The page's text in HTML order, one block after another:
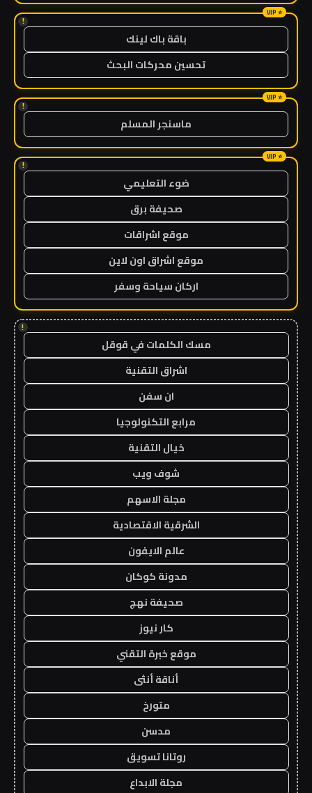
!
باقة باك لينك
تحسين محركات البحث
!
ماسنجر المسلم
!
ضوء التعليمي
صحيفة برق
موقع اشراقات
موقع اشراق اون لاين
اركان سياحة وسفر
!
مسك الكلمات في قوقل
اشراق التقنية
ان سفن
مرابع التكنولوجيا
خيال التقنية
شوف ويب
مجلة الاسهم
الشرقية الاقتصادية
عالم الايفون
مدونة كوكان
صحيفة نهج
كار نيوز
موقع خبرة التقني
أناقة أنثى
متورخ
مدسن
روتانا تسويق
مجلة الابداع